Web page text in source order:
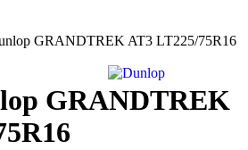
GRANDTREK AT3 LT225/75R16
GRANDTREK